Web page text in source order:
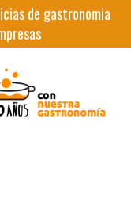
de gastronomia